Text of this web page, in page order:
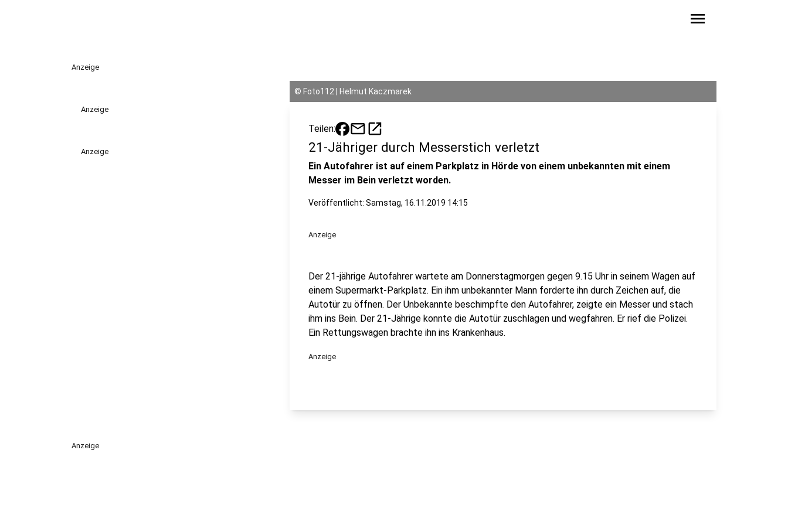
menu
Anzeige
Anzeige
Anzeige
© Foto112 | Helmut Kaczmarek
Teilen: mailopen_in_new
21-Jähriger durch Messerstich verletzt
Ein Autofahrer ist auf einem Parkplatz in Hörde von einem unbekannten mit einem
Messer im Bein verletzt worden.
Veröffentlicht: Samstag, 16.11.2019 14:15
Anzeige
Der 21-jährige Autofahrer wartete am Donnerstagmorgen gegen 9.15 Uhr in seinem Wagen auf
einem Supermarkt-Parkplatz. Ein ihm unbekannter Mann forderte ihn durch Zeichen auf, die
Autotür zu öffnen. Der Unbekannte beschimpfte den Autofahrer, zeigte ein Messer und stach
ihm ins Bein. Der 21-Jährige konnte die Autotür zuschlagen und wegfahren. Er rief die Polizei.
Ein Rettungswagen brachte ihn ins Krankenhaus.
Anzeige
Anzeige